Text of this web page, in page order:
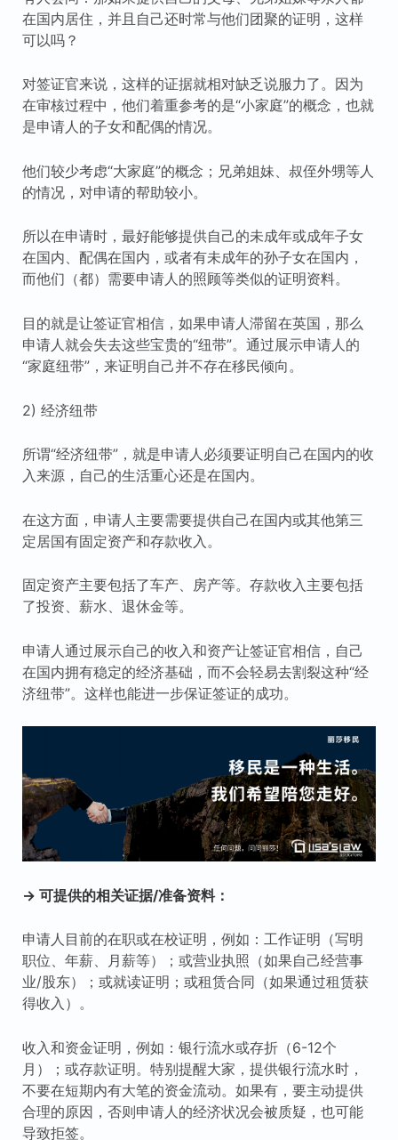
在国内居住，并且自己还时常与他们团聚的证明，这样
可以吗？
对签证官来说，这样的证据就相对缺乏说服力了。因为
在审核过程中，他们着重参考的是“小家庭”的概念，也就
是申请人的子女和配偶的情况。
他们较少考虑“大家庭”的概念；兄弟姐妹、叔侄外甥等人
的情况，对申请的帮助较小。
所以在申请时，最好能够提供自己的未成年或成年子女
在国内、配偶在国内，或者有未成年的孙子女在国内，
而他们（都）需要申请人的照顾等类似的证明资料。
目的就是让签证官相信，如果申请人滞留在英国，那么
申请人就会失去这些宝贵的“纽带”。通过展示申请人的
“家庭纽带”，来证明自己并不存在移民倾向。
2) 经济纽带
所谓“经济纽带”，就是申请人必须要证明自己在国内的收
入来源，自己的生活重心还是在国内。
在这方面，申请人主要需要提供自己在国内或其他第三
定居国有固定资产和存款收入。
固定资产主要包括了车产、房产等。存款收入主要包括
了投资、薪水、退休金等。
申请人通过展示自己的收入和资产让签证官相信，自己
在国内拥有稳定的经济基础，而不会轻易去割裂这种“经
济纽带”。这样也能进一步保证签证的成功。
→ 可提供的相关证据/准备资料：
申请人目前的在职或在校证明，例如：工作证明（写明
职位、年薪、月薪等）；或营业执照（如果自己经营事
业/股东）；或就读证明；或租赁合同（如果通过租赁获
得收入）。
收入和资金证明，例如：银行流水或存折（6-12个
月）；或存款证明。特别提醒大家，提供银行流水时，
不要在短期内有大笔的资金流动。如果有，要主动提供
合理的原因，否则申请人的经济状况会被质疑，也可能
导致拒签。